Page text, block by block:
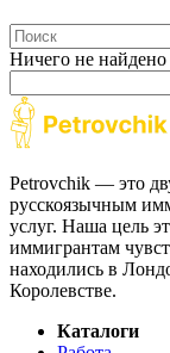
Ничего не найдено
Petrovchik — это
русскоязычным
услуг. Наша цель
иммигрантам
находились в
Королевстве.
Каталоги